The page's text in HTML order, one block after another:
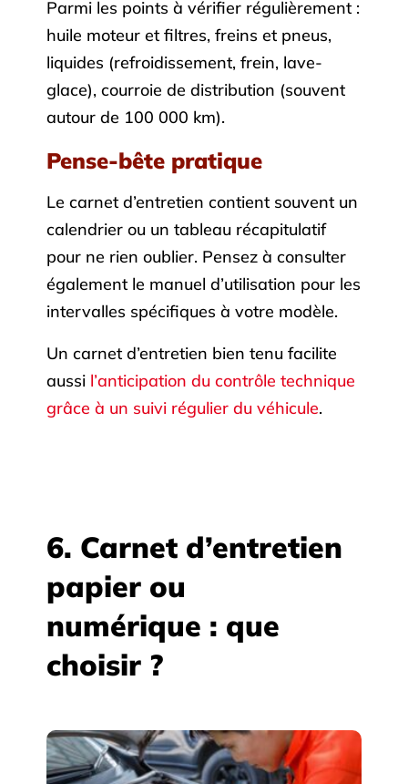
Parmi les points à vérifier régulièrement :
huile moteur et filtres, freins et pneus,
liquides (refroidissement, frein, lave-
glace), courroie de distribution (souvent
autour de 100 000 km).
Pense-bête pratique
Le carnet d’entretien contient souvent un
calendrier ou un tableau récapitulatif
pour ne rien oublier. Pensez à consulter
également le manuel d’utilisation pour les
intervalles spécifiques à votre modèle.
Un carnet d’entretien bien tenu facilite
aussi l’anticipation du contrôle technique
grâce à un suivi régulier du véhicule.
6. Carnet d’entretien
papier ou
numérique : que
choisir ?